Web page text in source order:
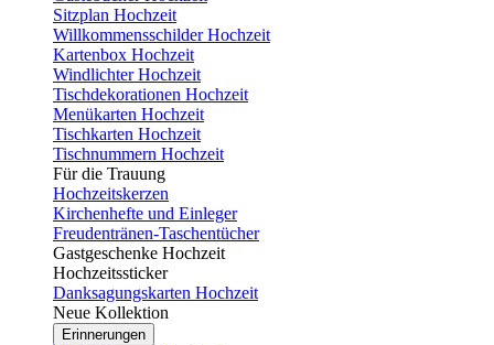
Sitzplan Hochzeit
Willkommensschilder Hochzeit
Kartenbox Hochzeit
Windlichter Hochzeit
Tischdekorationen Hochzeit
Menükarten Hochzeit
Tischkarten Hochzeit
Tischnummern Hochzeit
Für die Trauung
Hochzeitskerzen
Kirchenhefte und Einleger
Freudentränen-Taschentücher
Gastgeschenke Hochzeit
Hochzeitssticker
Danksagungskarten Hochzeit
Neue Kollektion
Erinnerungen